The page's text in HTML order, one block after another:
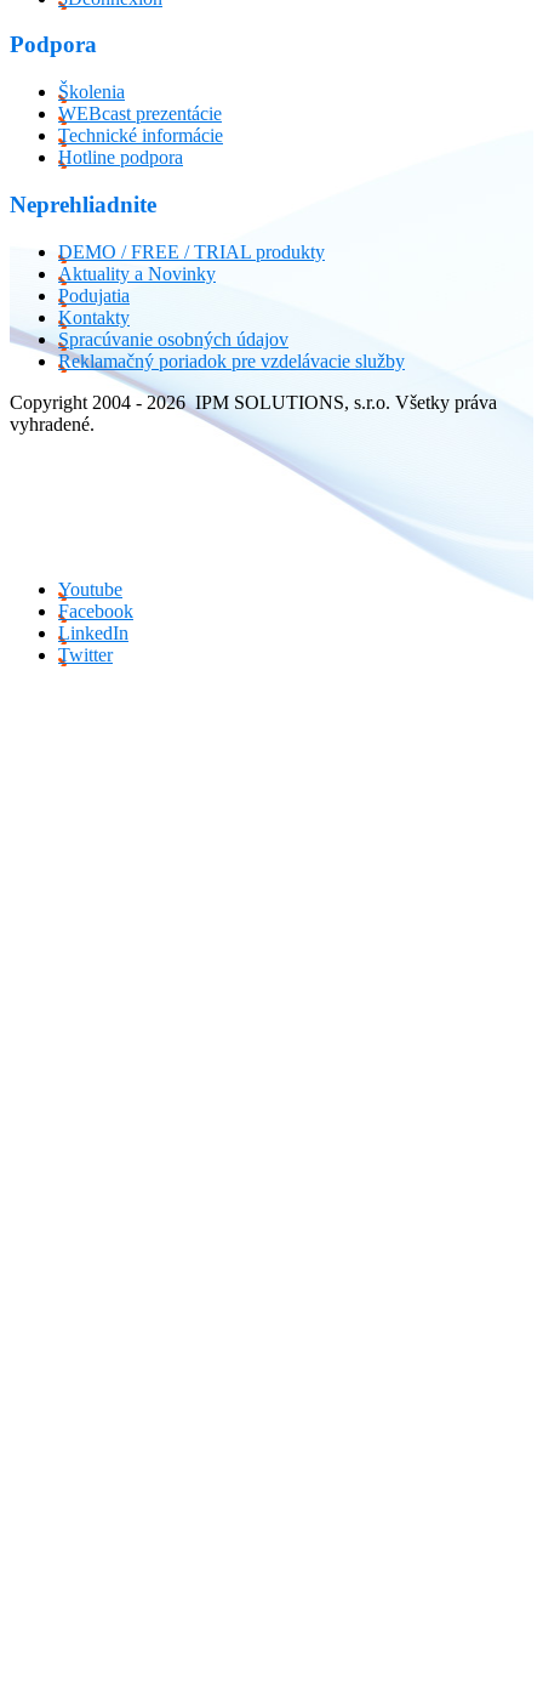
Podpora
Školenia
WEBcast prezentácie
Technické informácie
Hotline podpora
Neprehliadnite
DEMO / FREE / TRIAL produkty
Aktuality a Novinky
Podujatia
Kontakty
Spracúvanie osobných údajov
Reklamačný poriadok pre vzdelávacie služby
Copyright 2004 - 2026 IPM SOLUTIONS, s.r.o. Všetky práva
vyhradené.
Youtube
Facebook
LinkedIn
Twitter